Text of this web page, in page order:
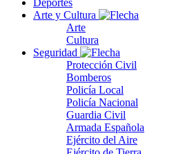
Deportes
Arte y Cultura
Arte
Cultura
Seguridad
Protección Civil
Bomberos
Policía Local
Policía Nacional
Guardia Civil
Armada Española
Ejército del Aire